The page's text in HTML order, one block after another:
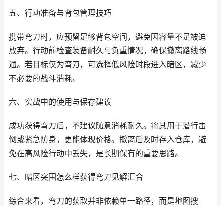
五、行动准备与背包管理技巧
携带弯刀时，应预留足够背包空间，避免因容量不足被迫
放弃。行动前检查装备耐久与负重情况，确保撤离路线畅
通。若目标仅为弯刀，可选择低风险时段进入暗区，减少
不必要的战斗消耗。
六、实战中的使用与保存建议
成功获得弯刀后，不建议随意消耗耐久。将其用于潜行击
倒或紧急防身，更能体现价格。撤离后及时存入仓库，避
免在高风险行动中丢失，是长期保有的重要思路。
七、暗区突围怎么样获得弯刀见解汇合
综合来看，弯刀的获取并非依赖单一路径，而是地图搜